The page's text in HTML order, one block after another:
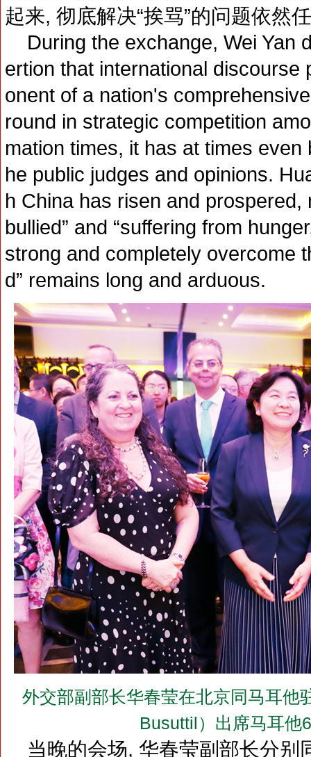
起来, 彻底解决“挨骂”的问题依然
During the exchange, Wei Yan
ertion that international
onent of a nation's
round in strategic competition
mation times, it has at times
he public judges and opinions.
h China has risen and prospered,
bullied” and “suffering from
strong and completely overcome
d” remains long and arduous.
外交部副部长华春莹在北京同马耳他
Busuttil）出席马耳他
当晚的会场, 华春莹副部长分别